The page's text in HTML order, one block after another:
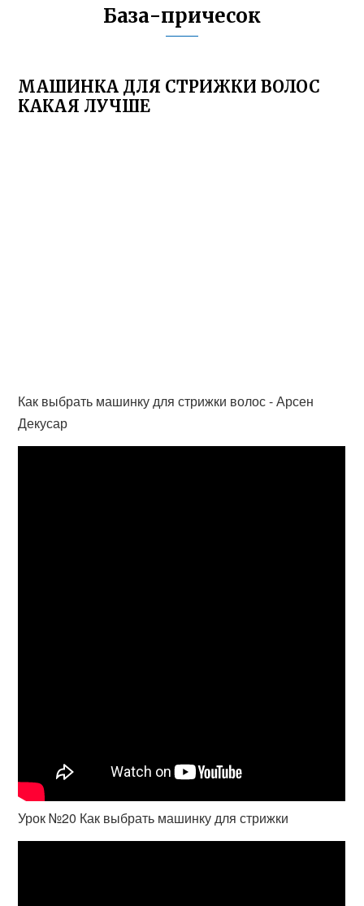
База-причесок
МАШИНКА ДЛЯ СТРИЖКИ ВОЛОС
КАКАЯ ЛУЧШЕ
Как выбрать машинку для стрижки волос - Арсен
Декусар
Урок №20 Как выбрать машинку для стрижки